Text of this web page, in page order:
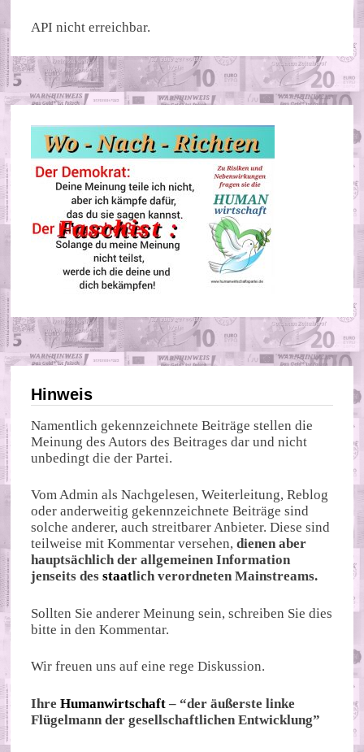
API nicht erreichbar.
Hinweis
Namentlich gekennzeichnete Beiträge stellen die
Meinung des Autors des Beitrages dar und nicht
unbedingt die der Partei.
Vom Admin als Nachgelesen, Weiterleitung, Reblog
oder anderweitig gekennzeichnete Beiträge sind
solche anderer, auch streitbarer Anbieter. Diese sind
teilweise mit Kommentar versehen,dienen aber
hauptsächlich der allgemeinen Information
jenseits desstaatlich verordneten Mainstreams.
Sollten Sie anderer Meinung sein, schreiben Sie dies
bitte in den Kommentar.
Wir freuen uns auf eine rege Diskussion.
IhreHumanwirtschaft – “der äußerste linke
Flügelmann der gesellschaftlichen Entwicklung”